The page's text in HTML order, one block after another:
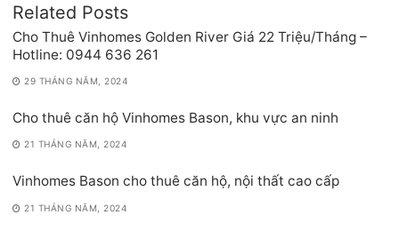
Related Posts
Cho Thuê Vinhomes Golden River Giá 22 Triệu/Tháng –
Hotline: 0944 636 261
29 THÁNG NĂM, 2024
Cho thuê căn hộ Vinhomes Bason, khu vực an ninh
21 THÁNG NĂM, 2024
Vinhomes Bason cho thuê căn hộ, nội thất cao cấp
21 THÁNG NĂM, 2024